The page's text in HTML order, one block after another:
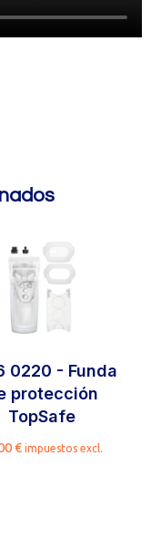
0220 - Funda
protección
TopSafe
€ impuestos excl.